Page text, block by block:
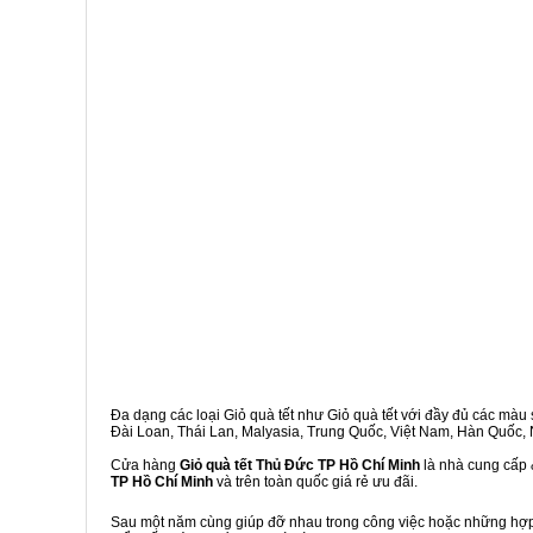
Đa dạng các loại Giỏ quà tết như Giỏ quà tết với đầy đủ các
Đài Loan, Thái Lan, Malyasia, Trung Quốc, Việt Nam, Hàn Quốc,
Cửa hàng Giỏ quà tết Thủ Đức TP Hồ Chí Minh là nhà cung
TP Hồ Chí Minh và trên toàn quốc giá rẻ ưu đãi.
Sau một năm cùng giúp đỡ nhau trong công việc hoặc những